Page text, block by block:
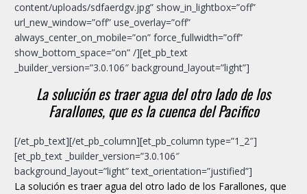
content/uploads/sdfaerdgv.jpg” show_in_lightbox=”off”
url_new_window=”off” use_overlay=”off”
always_center_on_mobile=”on” force_fullwidth=”off”
show_bottom_space=”on” /][et_pb_text
_builder_version=”3.0.106″ background_layout=”light”]
La solución es traer agua del otro lado de los
Farallones, que es la cuenca del Pacifico
[/et_pb_text][/et_pb_column][et_pb_column type=”1_2″]
[et_pb_text _builder_version=”3.0.106″
background_layout=”light” text_orientation=”justified”]
La solución es traer agua del otro lado de los Farallones, que